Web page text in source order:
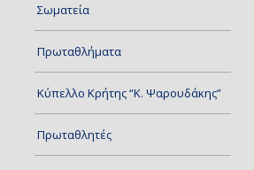
Σωματεία
Πρωταθλήματα
Κύπελλο Κρήτης “Κ. Ψαρουδάκης”
Πρωταθλητές